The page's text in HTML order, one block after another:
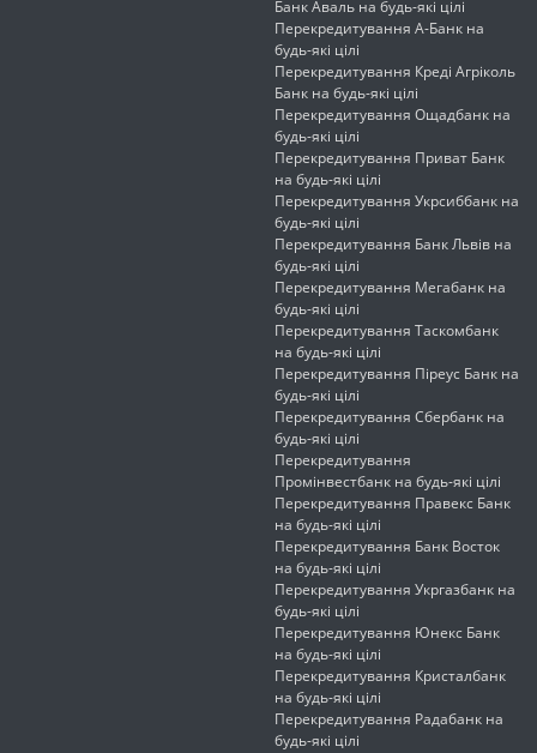
Банк Аваль на будь-які цілі
Перекредитування А-Банк на
будь-які цілі
Перекредитування Креді Агріколь
Банк на будь-які цілі
Перекредитування Ощадбанк на
будь-які цілі
Перекредитування Приват Банк
на будь-які цілі
Перекредитування Укрсиббанк на
будь-які цілі
Перекредитування Банк Львів на
будь-які цілі
Перекредитування Мегабанк на
будь-які цілі
Перекредитування Таскомбанк
на будь-які цілі
Перекредитування Піреус Банк на
будь-які цілі
Перекредитування Сбербанк на
будь-які цілі
Перекредитування
Промінвестбанк на будь-які цілі
Перекредитування Правекс Банк
на будь-які цілі
Перекредитування Банк Восток
на будь-які цілі
Перекредитування Укргазбанк на
будь-які цілі
Перекредитування Юнекс Банк
на будь-які цілі
Перекредитування Кристалбанк
на будь-які цілі
Перекредитування Радабанк на
будь-які цілі